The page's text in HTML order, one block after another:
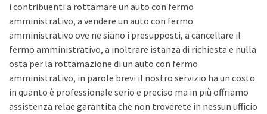
i contribuenti a rottamare un auto con fermo
amministrativo, a vendere un auto con fermo
amministrativo ove ne siano i presupposti, a cancellare il
fermo amministrativo, a inoltrare istanza di richiesta e nulla
osta per la rottamazione di un auto con fermo
amministrativo, in parole brevi il nostro servizio ha un costo
in quanto è professionale serio e preciso ma in più offriamo
assistenza relae garantita che non troverete in nessun ufficio